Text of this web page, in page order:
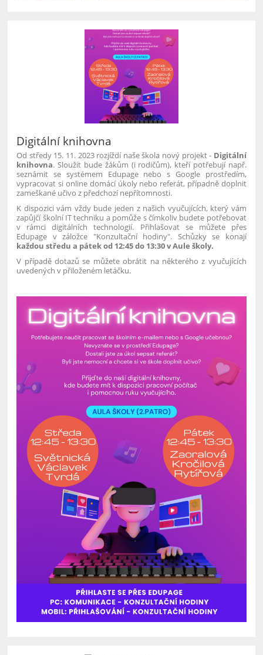
Digitální knihovna
Od středy 15. 11. 2023 rozjíždí naše škola nový projekt - Digitální
knihovna. Sloužit bude žákům (i rodičům), kteří potřebují např.
seznámit se systémem Edupage nebo s Google prostředím,
vypracovat si online domácí úkoly nebo referát, případně doplnit
zameškané učivo z předchozí nepřítomnosti.
K dispozici vám vždy bude jeden z našich vyučujících, který vám
zapůjčí školní IT techniku a pomůže s čímkoliv budete potřebovat
v rámci digitálních technologií. Přihlašovat se můžete přes
Edupage v záložce "Konzultační hodiny". Schůzky se konají
každou středu a pátek od 12:45 do 13:30 v Aule školy.
V případě dotazů se můžete obrátit na některého z vyučujících
uvedených v přiloženém letáčku.